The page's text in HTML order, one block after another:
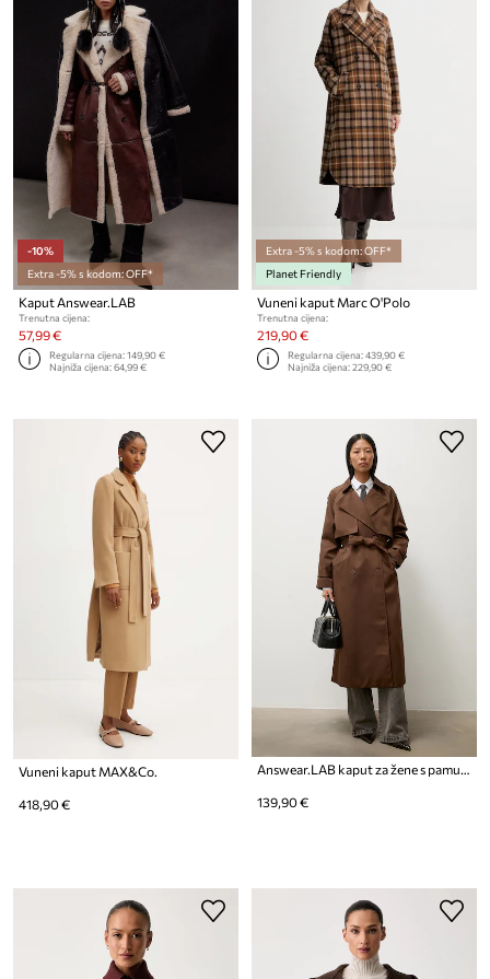
-10%
Extra -5% s kodom: OFF*
Kaput Answear.LAB
Trenutna cijena:
57,99 €
Regularna cijena:149,90 €
Najniža cijena:64,99 €
Extra -5% s kodom: OFF*
Planet Friendly
Vuneni kaput Marc O'Polo
Trenutna cijena:
219,90 €
Regularna cijena:439,90 €
Najniža cijena:229,90 €
Vuneni kaput MAX&Co.
418,90 €
Answear.LAB kaput za žene s pamukom
139,90 €